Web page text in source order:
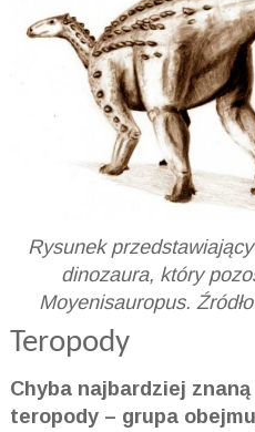
Rysunek
dinozaura, który
Moyenisauropus.
Teropody
Chyba najbardziej
teropody – grupa